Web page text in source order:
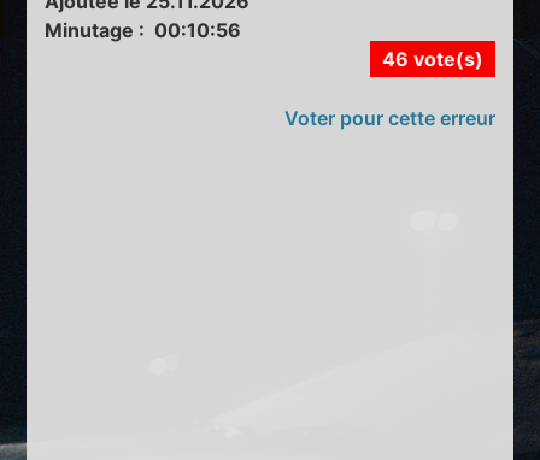
Minutage : 00:10:56
46 vote(s)
Voter pour cette erreur